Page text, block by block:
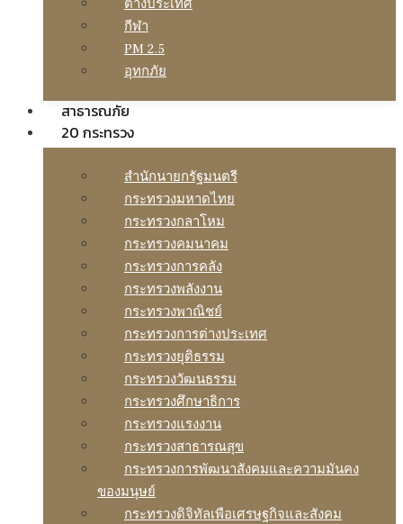
ต่างประเทศ
กีฬา
PM 2.5
อุทกภัย
สาธารณภัย
20 กระทรวง
สํานักนายกรัฐมนตรี
กระทรวงมหาดไทย
กระทรวงกลาโหม
กระทรวงคมนาคม
กระทรวงการคลัง
กระทรวงพลังงาน
กระทรวงพาณิชย์
กระทรวงการต่างประเทศ
กระทรวงยุติธรรม
กระทรวงวัฒนธรรม
กระทรวงศึกษาธิการ
กระทรวงแรงงาน
กระทรวงสาธารณสุข
กระทรวงการพัฒนาสังคมและความมันคง
ของมนุษย์
กระทรวงดิจิทัลเพือเศรษฐกิจและสังคม